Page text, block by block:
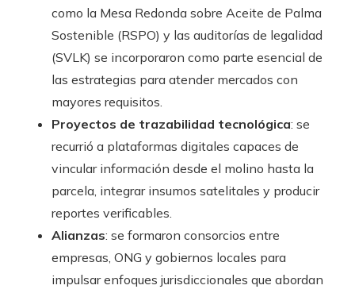
como la Mesa Redonda sobre Aceite de Palma
Sostenible (RSPO) y las auditorías de legalidad
(SVLK) se incorporaron como parte esencial de
las estrategias para atender mercados con
mayores requisitos.
Proyectos de trazabilidad tecnológica: se
recurrió a plataformas digitales capaces de
vincular información desde el molino hasta la
parcela, integrar insumos satelitales y producir
reportes verificables.
Alianzas: se formaron consorcios entre
empresas, ONG y gobiernos locales para
impulsar enfoques jurisdiccionales que abordan